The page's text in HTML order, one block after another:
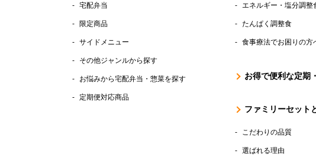
宅配弁当
限定商品
サイドメニュー
その他ジャンルから探す
お悩みから宅配弁当・惣菜を探す
定期便対応商品
エネルギー・塩分調整
たんぱく調整食
食事療法でお困りの方
お得で便利な定期
ファミリーセット
こだわりの品質
選ばれる理由